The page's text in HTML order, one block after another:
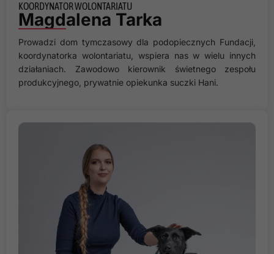
KOORDYNATOR WOLONTARIATU
Magdalena Tarka
Prowadzi dom tymczasowy dla podopiecznych Fundacji,
koordynatorka wolontariatu, wspiera nas w wielu innych
działaniach. Zawodowo kierownik świetnego zespołu
produkcyjnego, prywatnie opiekunka suczki Hani.